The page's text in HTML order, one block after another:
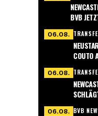
BVB
NMECHA?
06.08.
COUTO
06.08.
06.08. BVB